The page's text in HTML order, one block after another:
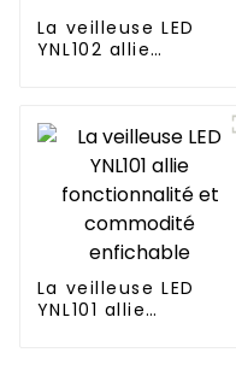
La veilleuse LED
YNL102 allie
La veilleuse LED
YNL101 allie